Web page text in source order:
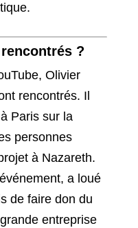
?
Olivier
rencontrés. Il
Paris sur la
personnes
à Nazareth.
a loué
de faire don du
entreprise